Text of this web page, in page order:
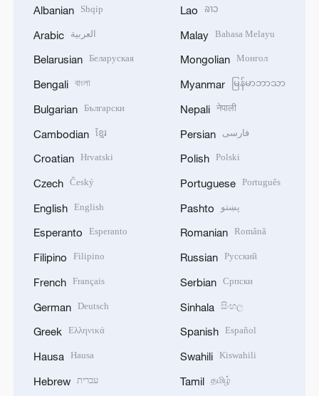
Albanian Shqip
Arabic العربية
Belarusian Беларуская
Bengali বাংলা
Bulgarian Български
Cambodian ខ្មែរ
Croatian Hrvatski
Czech Český
English English
Esperanto Esperanto
Filipino Filipino
French Français
German Deutsch
Greek Ελληνικά
Hausa Hausa
Hebrew עברית
Lao ລາວ
Malay Bahasa Melayu
Mongolian Монгол
Myanmar မြန်မာဘာသာ
Nepali नेपाली
Persian فارسی
Polish Polski
Portuguese Português
Pashto پښتو
Romanian Română
Russian Русский
Serbian Српски
Sinhala සිංහල
Spanish Español
Swahili Kiswahili
Tamil தமிழ்